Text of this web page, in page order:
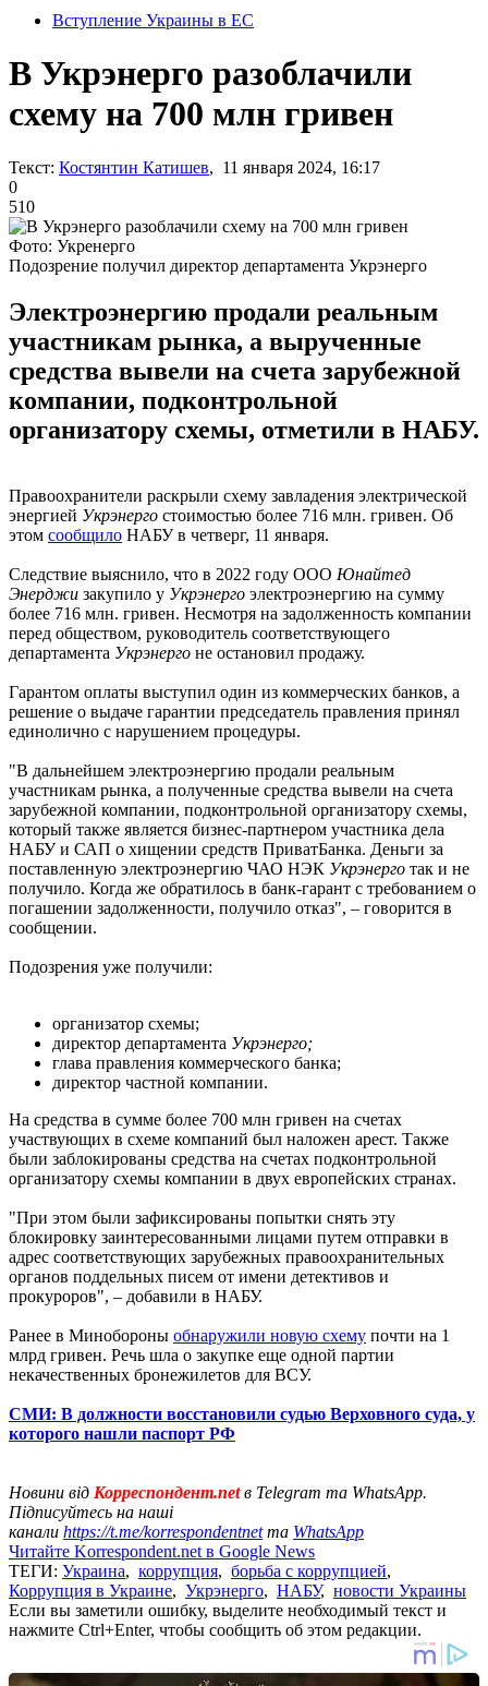
Вступление Украины в ЕС
В Укрэнерго разоблачили
схему на 700 млн гривен
Текст: Костянтин Катишев, 11 января 2024, 16:17
0
510
Фото: Укренерго
Подозрение получил директор департамента Укрэнерго
Электроэнергию продали реальным
участникам рынка, а вырученные
средства вывели на счета зарубежной
компании, подконтрольной
организатору схемы, отметили в НАБУ.
Правоохранители раскрыли схему завладения электрической
энергией Укрэнерго стоимостью более 716 млн. гривен. Об
этом сообщило НАБУ в четверг, 11 января.
Следствие выяснило, что в 2022 году ООО Юнайтед
Энерджи закупило у Укрэнерго электроэнергию на сумму
более 716 млн. гривен. Несмотря на задолженность компании
перед обществом, руководитель соответствующего
департамента Укрэнерго не остановил продажу.
Гарантом оплаты выступил один из коммерческих банков, а
решение о выдаче гарантии председатель правления принял
единолично с нарушением процедуры.
"В дальнейшем электроэнергию продали реальным
участникам рынка, а полученные средства вывели на счета
зарубежной компании, подконтрольной организатору схемы,
который также является бизнес-партнером участника дела
НАБУ и САП о хищении средств ПриватБанка. Деньги за
поставленную электроэнергию ЧАО НЭК Укрэнерго так и не
получило. Когда же обратилось в банк-гарант с требованием о
погашении задолженности, получило отказ", – говорится в
сообщении.
Подозрения уже получили:
организатор схемы;
директор департамента Укрэнерго;
глава правления коммерческого банка;
директор частной компании.
На средства в сумме более 700 млн гривен на счетах
участвующих в схеме компаний был наложен арест. Также
были заблокированы средства на счетах подконтрольной
организатору схемы компании в двух европейских странах.
"При этом были зафиксированы попытки снять эту
блокировку заинтересованными лицами путем отправки в
адрес соответствующих зарубежных правоохранительных
органов поддельных писем от имени детективов и
прокуроров", – добавили в НАБУ.
Ранее в Минобороны обнаружили новую схему почти на 1
млрд гривен. Речь шла о закупке еще одной партии
некачественных бронежилетов для ВСУ.
СМИ: В должности восстановили судью Верховного суда, у
которого нашли паспорт РФ
Новини від Корреспондент.netв Telegram та WhatsApp.
Підписуйтесь на наші
канали https://t.me/korrespondentnetта WhatsApp
Читайте Korrespondent.net в Google News
ТЕГИ: Украина, коррупция, борьба с коррупцией,
Коррупция в Украине, Укрэнерго, НАБУ, новости Украины
Если вы заметили ошибку, выделите необходимый текст и
нажмите Ctrl+Enter, чтобы сообщить об этом редакции.